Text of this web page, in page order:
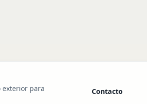
exterior para
Contacto